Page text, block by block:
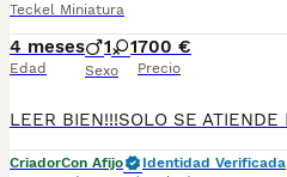
Teckel Miniatura
4 meses
Edad
1 1
Sexo
700 €
Precio
CriadorCon Afijo
Identidad Verificada